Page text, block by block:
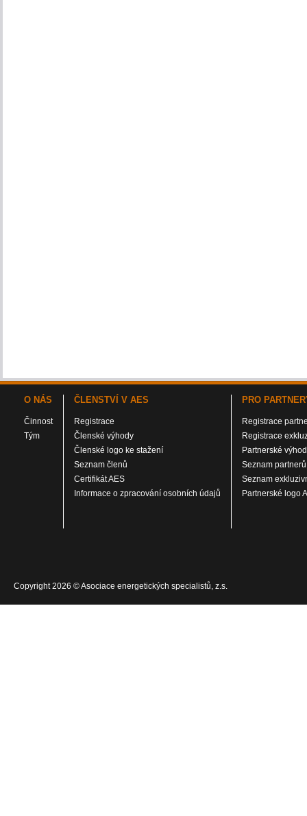
O NÁS
Činnost
Tým
ČLENSTVÍ V AES
Registrace
Členské výhody
Členské logo ke stažení
Seznam členů
Certifikát AES
Informace o zpracování osobních údajů
PRO
Registrace
Registrace
Partnerské
Seznam partnerů
Seznam
Partnerské logo
Copyright 2026 © Asociace energetických specialistů, z.s.